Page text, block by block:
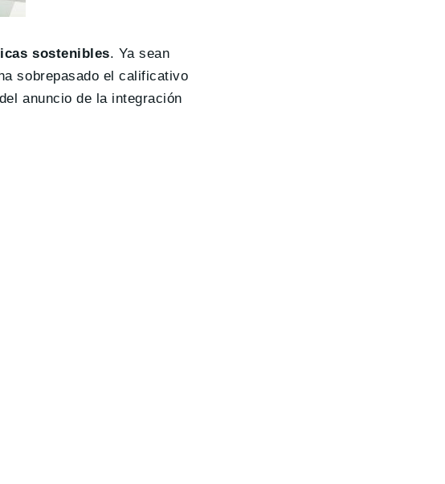
sostenibles. Ya sean
sobrepasado el calificativo
anuncio de la integración